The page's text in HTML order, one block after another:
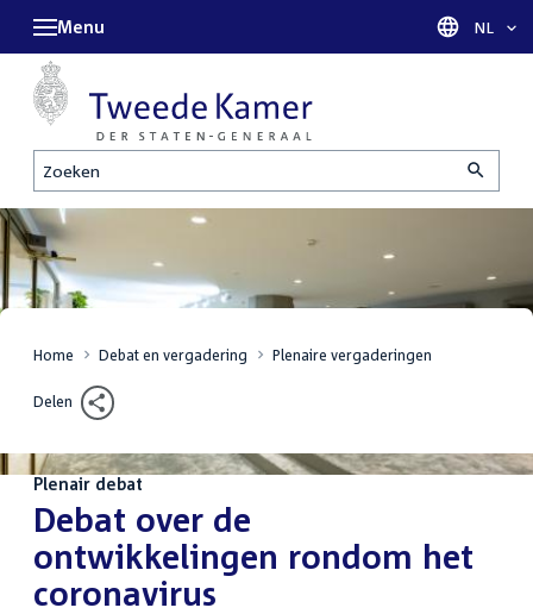
Zoeken
Menu Taal
NL
Home Debat en vergadering Plenaire vergaderingen
Delen
Plenair debat
:Debat over de
ontwikkelingen rondom het
coronavirus